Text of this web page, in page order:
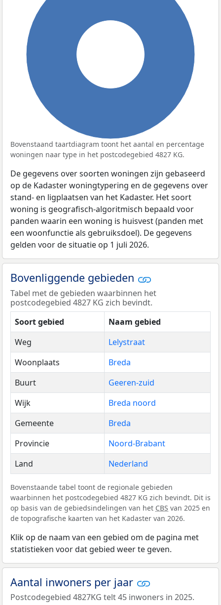
Bovenstaand taartdiagram toont het aantal en percentage
woningen naar type in het postcodegebied 4827 KG.
De gegevens over soorten woningen zijn gebaseerd
op de Kadaster woningtypering en de gegevens over
stand- en ligplaatsen van het Kadaster. Het soort
woning is geografisch-algoritmisch bepaald voor
panden waarin een woning is huisvest (panden met
een woonfunctie als gebruiksdoel). De gegevens
gelden voor de situatie op 1 juli 2026.
Bovenliggende gebieden
Tabel met de gebieden waarbinnen het
postcodegebied 4827 KG zich bevindt.
Soort gebied
Naam gebied
Weg
Lelystraat
Woonplaats
Breda
Buurt
Geeren-zuid
Wijk
Breda noord
Gemeente
Breda
Provincie
Noord-Brabant
Land
Nederland
Bovenstaande tabel toont de regionale gebieden
waarbinnen het postcodegebied 4827 KG zich bevindt. Dit is
op basis van de gebiedsindelingen van het CBS van 2025 en
de topografische kaarten van het Kadaster van 2026.
Klik op de naam van een gebied om de pagina met
statistieken voor dat gebied weer te geven.
Aantal inwoners per jaar
Postcodegebied 4827KG telt 45 inwoners in 2025.